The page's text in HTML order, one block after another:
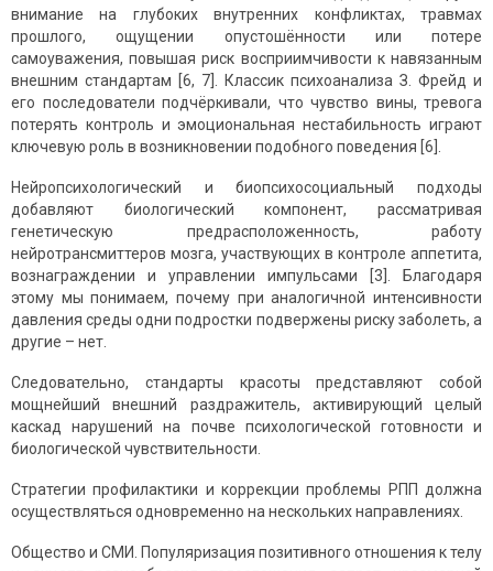
внимание на глубоких внутренних конфликтах, травмах
прошлого, ощущении опустошённости или потере
самоуважения, повышая риск восприимчивости к навязанным
внешним стандартам [6, 7]. Классик психоанализа З. Фрейд и
его последователи подчёркивали, что чувство вины, тревога
потерять контроль и эмоциональная нестабильность играют
ключевую роль в возникновении подобного поведения [6].
Нейропсихологический и биопсихосоциальный подходы
добавляют биологический компонент, рассматривая
генетическую предрасположенность, работу
нейротрансмиттеров мозга, участвующих в контроле аппетита,
вознаграждении и управлении импульсами [3]. Благодаря
этому мы понимаем, почему при аналогичной интенсивности
давления среды одни подростки подвержены риску заболеть, а
другие – нет.
Следовательно, стандарты красоты представляют собой
мощнейший внешний раздражитель, активирующий целый
каскад нарушений на почве психологической готовности и
биологической чувствительности.
Стратегии профилактики и коррекции проблемы РПП должна
осуществляться одновременно на нескольких направлениях.
Общество и СМИ. Популяризация позитивного отношения к телу